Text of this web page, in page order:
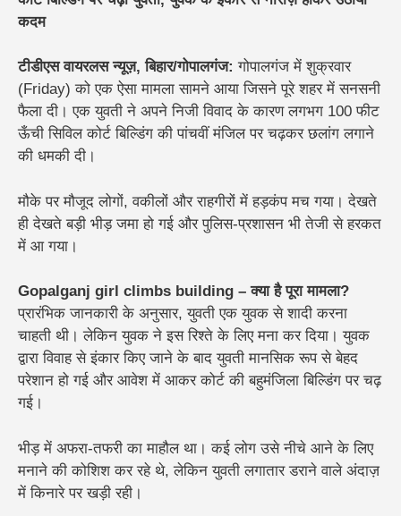
कदम
टीडीएस वायरलस न्यूज़, बिहार/गोपालगंज: गोपालगंज में शुक्रवार
(Friday) को एक ऐसा मामला सामने आया जिसने पूरे शहर में सनसनी
फैला दी। एक युवती ने अपने निजी विवाद के कारण लगभग 100 फीट
ऊँची सिविल कोर्ट बिल्डिंग की पांचवीं मंजिल पर चढ़कर छलांग लगाने
की धमकी दी।
मौके पर मौजूद लोगों, वकीलों और राहगीरों में हड़कंप मच गया। देखते
ही देखते बड़ी भीड़ जमा हो गई और पुलिस-प्रशासन भी तेजी से हरकत
में आ गया।
Gopalganj girl climbs building – क्या है पूरा मामला?
प्रारंभिक जानकारी के अनुसार, युवती एक युवक से शादी करना
चाहती थी। लेकिन युवक ने इस रिश्ते के लिए मना कर दिया। युवक
द्वारा विवाह से इंकार किए जाने के बाद युवती मानसिक रूप से बेहद
परेशान हो गई और आवेश में आकर कोर्ट की बहुमंजिला बिल्डिंग पर चढ़
गई।
भीड़ में अफरा-तफरी का माहौल था। कई लोग उसे नीचे आने के लिए
मनाने की कोशिश कर रहे थे, लेकिन युवती लगातार डराने वाले अंदाज़
में किनारे पर खड़ी रही।